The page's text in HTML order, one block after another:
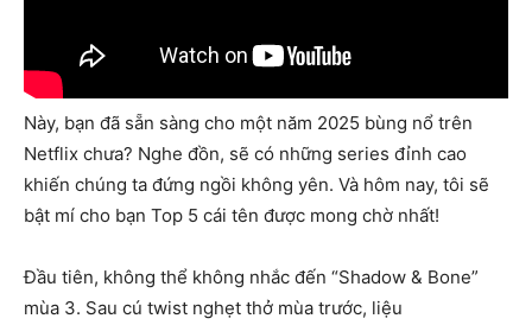
Này, bạn đã sẵn sàng cho một năm 2025 bùng nổ trên
Netflix chưa? Nghe đồn, sẽ có những series đỉnh cao
khiến chúng ta đứng ngồi không yên. Và hôm nay, tôi sẽ
bật mí cho bạn Top 5 cái tên được mong chờ nhất!
Đầu tiên, không thể không nhắc đến “Shadow & Bone”
mùa 3. Sau cú twist nghẹt thở mùa trước, liệu